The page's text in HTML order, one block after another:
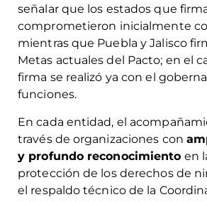
señalar que los estados que
comprometieron inicialmente
mientras que Puebla y Jalisco
Metas actuales del Pacto; en el
firma se realizó ya con el
funciones.
En cada entidad, el
través de organizaciones con
y profundo reconocimiento en
protección de los derechos de
el respaldo técnico de la